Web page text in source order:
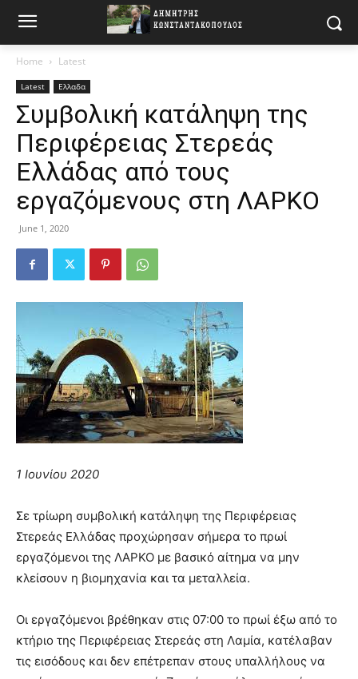
Home Latest
Latest Ελλαδα
Συμβολική κατάληψη της
Περιφέρειας Στερεάς
Ελλάδας από τους
εργαζόμενους στη ΛΑΡΚΟ
June 1, 2020
1 Ιουνίου 2020
Σε τρίωρη συμβολική κατάληψη της Περιφέρειας
Στερεάς Ελλάδας προχώρησαν σήμερα το πρωί
εργαζόμενοι της ΛΑΡΚΟ με βασικό αίτημα να μην
κλείσουν η βιομηχανία και τα μεταλλεία.
Οι εργαζόμενοι βρέθηκαν στις 07:00 το πρωί έξω από το
κτήριο της Περιφέρειας Στερεάς στη Λαμία, κατέλαβαν
τις εισόδους και δεν επέτρεπαν στους υπαλλήλους να